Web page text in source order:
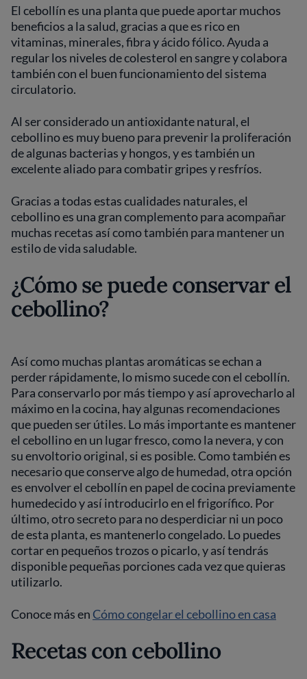
El cebollín es una planta que puede aportar muchos
beneficios a la salud, gracias a que es rico en
vitaminas, minerales, fibra y ácido fólico. Ayuda a
regular los niveles de colesterol en sangre y colabora
también con el buen funcionamiento del sistema
circulatorio.
Al ser considerado un antioxidante natural, el
cebollino es muy bueno para prevenir la proliferación
de algunas bacterias y hongos, y es también un
excelente aliado para combatir gripes y resfríos.
Gracias a todas estas cualidades naturales, el
cebollino es una gran complemento para acompañar
muchas recetas así como también para mantener un
estilo de vida saludable.
¿Cómo se puede conservar el
cebollino?
Así como muchas plantas aromáticas se echan a
perder rápidamente, lo mismo sucede con el cebollín.
Para conservarlo por más tiempo y así aprovecharlo al
máximo en la cocina, hay algunas recomendaciones
que pueden ser útiles. Lo más importante es mantener
el cebollino en un lugar fresco, como la nevera, y con
su envoltorio original, si es posible. Como también es
necesario que conserve algo de humedad, otra opción
es envolver el cebollín en papel de cocina previamente
humedecido y así introducirlo en el frigorífico. Por
último, otro secreto para no desperdiciar ni un poco
de esta planta, es mantenerlo congelado. Lo puedes
cortar en pequeños trozos o picarlo, y así tendrás
disponible pequeñas porciones cada vez que quieras
utilizarlo.
Conoce más en Cómo congelar el cebollino en casa
Recetas con cebollino